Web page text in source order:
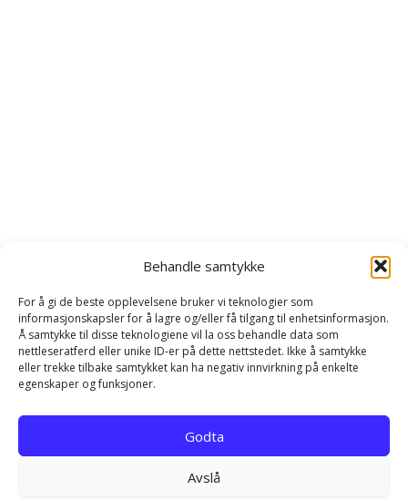
Behandle samtykke
For å gi de beste opplevelsene bruker vi teknologier som
informasjonskapsler for å lagre og/eller få tilgang til enhetsinformasjon.
Å samtykke til disse teknologiene vil la oss behandle data som
nettleseratferd eller unike ID-er på dette nettstedet. Ikke å samtykke
eller trekke tilbake samtykket kan ha negativ innvirkning på enkelte
egenskaper og funksjoner.
Godta
Avslå
Hjem Kontakt
Personvernerklæring
Infokapsel-erklæring (EU)